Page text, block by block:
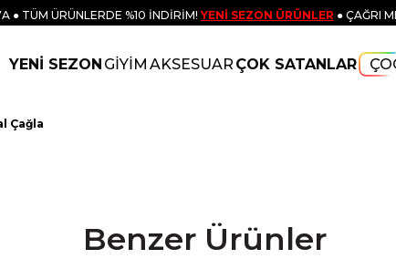
● TÜM ÜRÜNLERDE %10 İNDİRİM! YENİ SEZON ÜRÜNLER ● ÇAĞRI
YENİ SEZON GİYİM AKSESUAR ÇOK SATANLAR
Çağla
Benzer Ürünler